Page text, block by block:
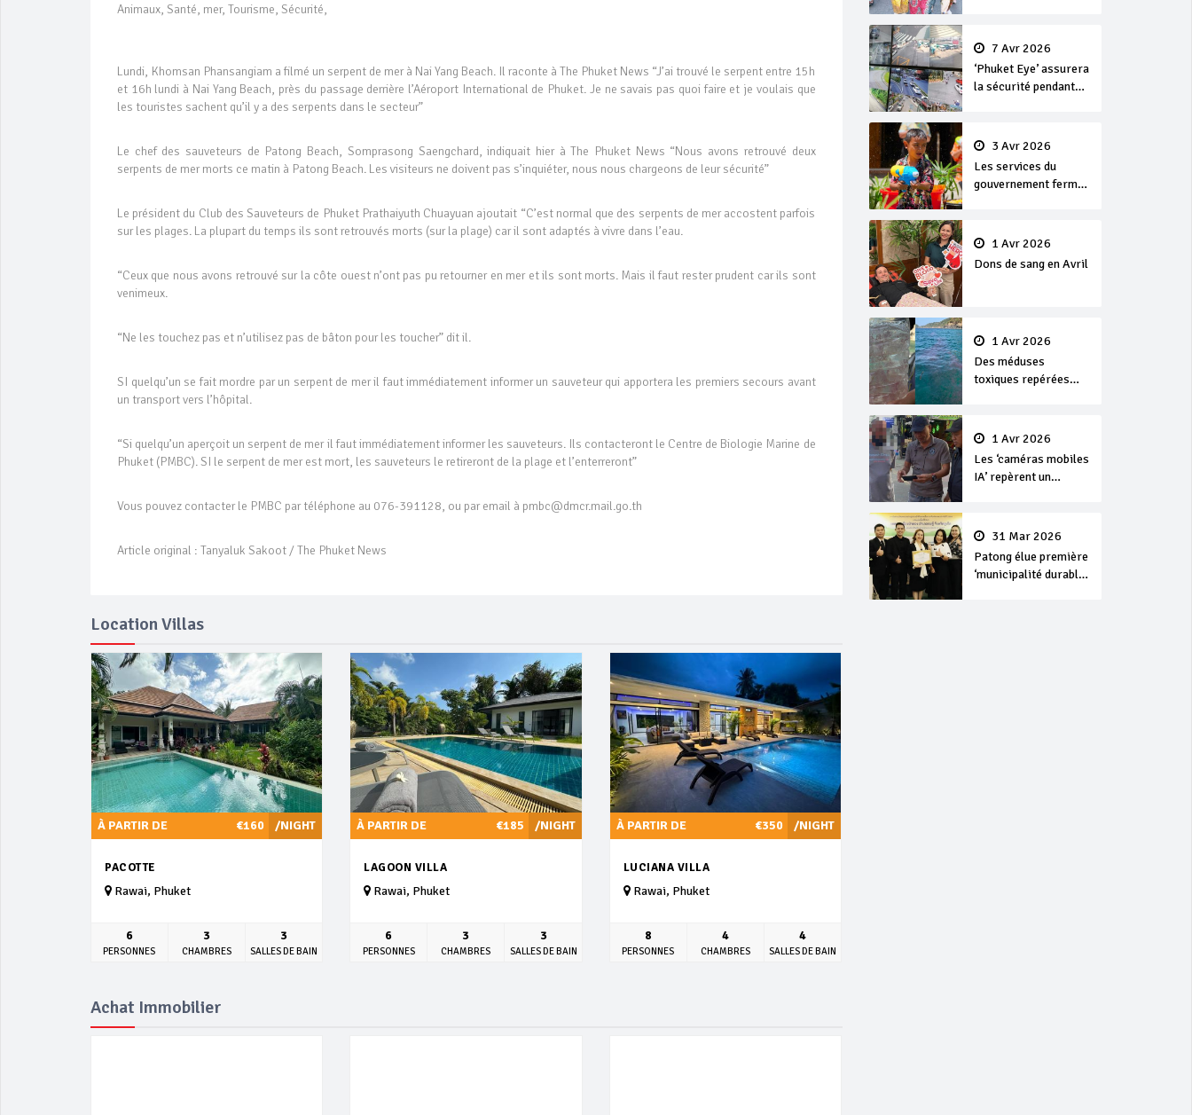
Animaux, Santé, mer, Tourisme, Sécurité,
Lundi, Khomsan Phansangiam a filmé un serpent de mer à Nai Yang Beach. Il raconte à The Phuket News “J’ai trouvé le serpent entre 15h
et 16h lundi à Nai Yang Beach, près du passage derrière l’Aéroport International de Phuket. Je ne savais pas quoi faire et je voulais que
les touristes sachent qu’il y a des serpents dans le secteur”
Le chef des sauveteurs de Patong Beach, Somprasong Saengchard, indiquait hier à The Phuket News “Nous avons retrouvé deux
serpents de mer morts ce matin à Patong Beach. Les visiteurs ne doivent pas s’inquiéter, nous nous chargeons de leur sécurité”
Le président du Club des Sauveteurs de Phuket Prathaiyuth Chuayuan ajoutait “C’est normal que des serpents de mer accostent parfois
sur les plages. La plupart du temps ils sont retrouvés morts (sur la plage) car il sont adaptés à vivre dans l’eau.
“Ceux que nous avons retrouvé sur la côte ouest n’ont pas pu retourner en mer et ils sont morts. Mais il faut rester prudent car ils sont
venimeux.
“Ne les touchez pas et n’utilisez pas de bâton pour les toucher” dit il.
SI quelqu’un se fait mordre par un serpent de mer il faut immédiatement informer un sauveteur qui apportera les premiers secours avant
un transport vers l’hôpital.
“Si quelqu’un aperçoit un serpent de mer il faut immédiatement informer les sauveteurs. Ils contacteront le Centre de Biologie Marine de
Phuket (PMBC). SI le serpent de mer est mort, les sauveteurs le retireront de la plage et l’enterreront”
Vous pouvez contacter le PMBC par téléphone au 076-391128, ou par email à pmbc@dmcr.mail.go.th
Article original : Tanyaluk Sakoot / The Phuket News
7 Avr 2026
‘Phuket Eye’ assurera
la sécurité pendant
3 Avr 2026
Les services du
gouvernement fermés
Songkran
1 Avr 2026
Dons de sang en Avril
1 Avr 2026
Des méduses
toxiques repérées
1 Avr 2026
Les ‘caméras mobiles
IA’ repèrent un
séjour31 Mar 2026
Patong élue première
‘municipalité durable’
Location Villas
/NIGHT
À PARTIR DE €160
PACOTTE
Rawai, Phuket
6
PERSONNES
3
CHAMBRES
3
SALLES DE BAIN
/NIGHT
À PARTIR DE €185
LAGOON VILLA
Rawai, Phuket
6
PERSONNES
3
CHAMBRES
3
SALLES DE BAIN
/NIGHT
À PARTIR DE €350
LUCIANA VILLA
Rawai, Phuket
8
PERSONNES
4
CHAMBRES
4
SALLES DE BAIN
Achat Immobilier